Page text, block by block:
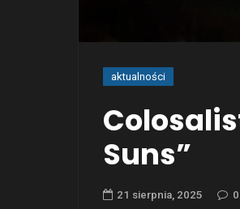
aktualności
Suns”
21 sierpnia, 2025